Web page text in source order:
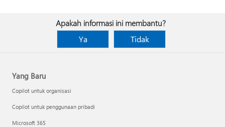
Apakah informasi ini membantu?
Ya
Tidak
Yang Baru
Copilot untuk organisasi
Copilot untuk penggunaan pribadi
Microsoft 365